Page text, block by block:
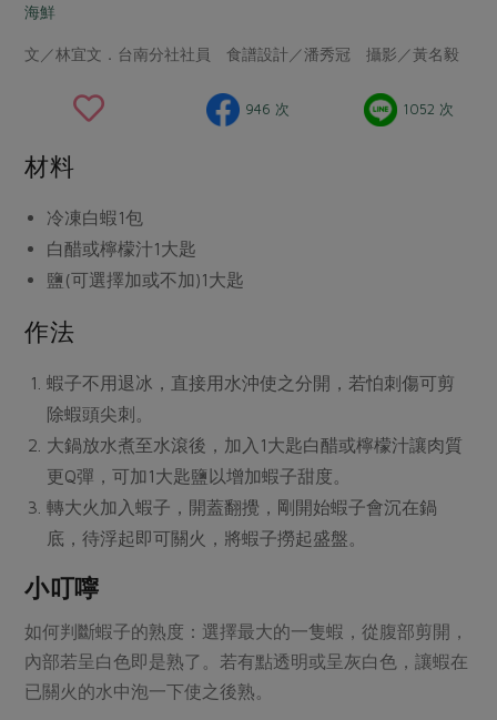
調理食材・點心
調味醬料/南北貨 烘焙
休閒零嘴 沖泡飲品
居家好物
美妝保養
家庭清潔
日用品
最新產品
優惠專區
素食專區
樂齡友善
涼拌沙拉
主題食譜
養身食補
節慶大餐
高麗菜海鮮煎餅
合作25-精選產品第三彈
更多當季產品
主婦聯盟X樂齡網特約優惠案
30%rPET紅烏龍茶
2024農業發展計畫年度報告
更多議題活動
減硝酸鹽
非基改運動 支持本土農糧
廢核運動 能源議題
公益金
更多議題
生活者e週報
綠主張月刊
典藏閱覽室
自主把關
檢驗報告
硝酸鹽檢驗
社員權益
合作社法規
社務專區
選舉專區
媒體報導
下載專區
活動報下載
海鮮
文／林宜文．台南分社社員 食譜設計／潘秀冠 攝影／黃名毅
946 次 1052 次
材料
冷凍白蝦 1包
白醋或檸檬汁1大匙
鹽(可選擇加或不加)1大匙
作法
蝦子不用退冰，直接用水沖使之分開，若怕刺傷可剪
除蝦頭尖刺。
大鍋放水煮至水滾後，加入1大匙白醋或檸檬汁讓肉質
更Q彈，可加1大匙鹽以增加蝦子甜度。
轉大火加入蝦子，開蓋翻攪，剛開始蝦子會沉在鍋
底，待浮起即可關火，將蝦子撈起盛盤。
小叮嚀
如何判斷蝦子的熟度：選擇最大的一隻蝦，從腹部剪開，
內部若呈白色即是熟了。若有點透明或呈灰白色，讓蝦在
已關火的水中泡一下使之後熟。